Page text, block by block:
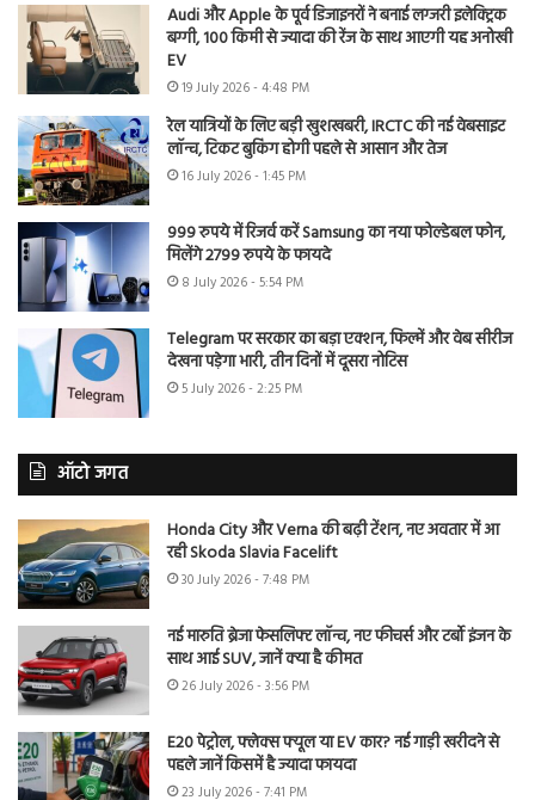
Audi और Apple के पूर्व डिजाइनरों ने बनाई लग्जरी इलेक्ट्रिक
बग्गी, 100 किमी से ज्यादा की रेंज के साथ आएगी यह अनोखी
EV
19 July 2026 - 4:48 PM
रेल यात्रियों के लिए बड़ी खुशखबरी, IRCTC की नई वेबसाइट
लॉन्च, टिकट बुकिंग होगी पहले से आसान और तेज
16 July 2026 - 1:45 PM
999 रुपये में रिजर्व करें Samsung का नया फोल्डेबल फोन,
मिलेंगे 2799 रुपये के फायदे
8 July 2026 - 5:54 PM
Telegram पर सरकार का बड़ा एक्शन, फिल्में और वेब सीरीज
देखना पड़ेगा भारी, तीन दिनों में दूसरा नोटिस
5 July 2026 - 2:25 PM
ऑटो जगत
Honda City और Verna की बढ़ी टेंशन, नए अवतार में आ
रही Skoda Slavia Facelift
30 July 2026 - 7:48 PM
नई मारुति ब्रेजा फेसलिफ्ट लॉन्च, नए फीचर्स और टर्बो इंजन के
साथ आई SUV, जानें क्या है कीमत
26 July 2026 - 3:56 PM
E20 पेट्रोल, फ्लेक्स फ्यूल या EV कार? नई गाड़ी खरीदने से
पहले जानें किसमें है ज्यादा फायदा
23 July 2026 - 7:41 PM